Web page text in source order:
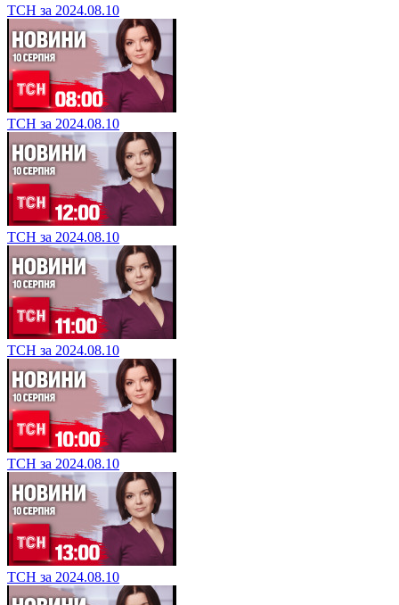
ТСН за 2024.08.10
ТСН за 2024.08.10
ТСН за 2024.08.10
ТСН за 2024.08.10
ТСН за 2024.08.10
ТСН за 2024.08.10